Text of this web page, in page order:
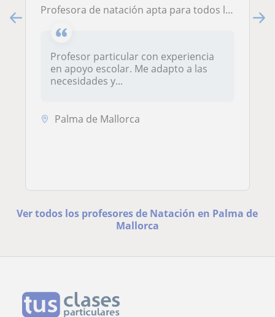
Profesora de natación apta para todos los niveles y edades.
Profesor particular con experiencia
en apoyo escolar. Me adapto a las
necesidades y...
Palma de Mallorca
Ver todos los profesores de Natación en Palma de
Mallorca